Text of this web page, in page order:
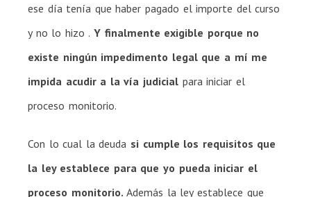
ese día tenía que haber pagado el importe del curso
y no lo hizo . Y finalmente exigible porque no
existe ningún impedimento legal que a mí me
impida acudir a la vía judicial para iniciar el
proceso monitorio.
Con lo cual la deuda si cumple los requisitos que
la ley establece para que yo pueda iniciar el
proceso monitorio. Además la ley establece que